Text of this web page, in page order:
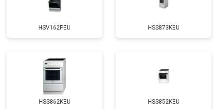
HSV162PEU HSS873KEU
HSS862KEU HSS852KEU